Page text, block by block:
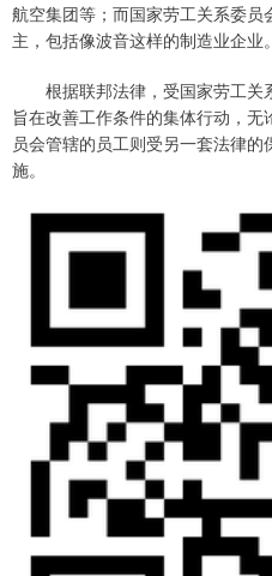
航空集团等；而国家劳工关系委
主，包括像波音这样的制造业企业。
根据联邦法律，受国家劳工关
旨在改善工作条件的集体行动，
员会管辖的员工则受另一套法律
施。